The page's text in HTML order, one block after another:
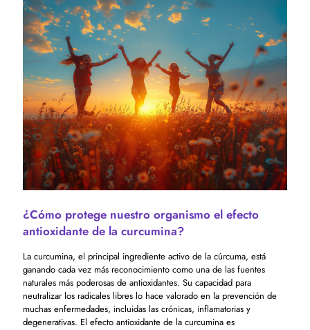
¿Cómo protege nuestro organismo el efecto
antioxidante de la curcumina?
La curcumina, el principal ingrediente activo de la cúrcuma, está
ganando cada vez más reconocimiento como una de las fuentes
naturales más poderosas de antioxidantes. Su capacidad para
neutralizar los radicales libres lo hace valorado en la prevención de
muchas enfermedades, incluidas las crónicas, inflamatorias y
degenerativas. El efecto antioxidante de la curcumina es